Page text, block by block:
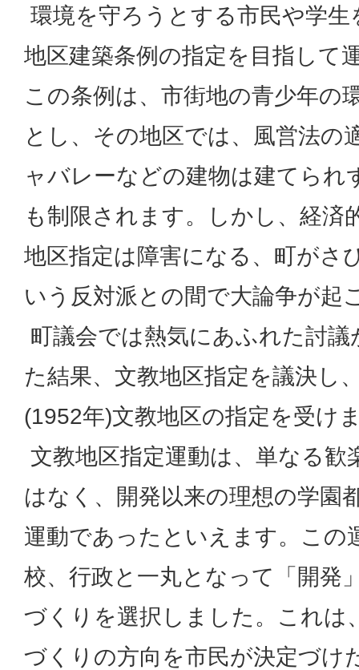
環境を守ろうとする市民や学生
地区建築条例の指定を目指して
この条例は、市街地の青少年の
とし、その地区では、風営法の
ャバレーなどの建物は建てられ
も制限されます。しかし、経済
地区指定は障害になる、町がさ
いう反対派との間で大論争が起
町議会では熱気にあふれた討
た結果、文教地区指定を議決し
(1952年)文教地区の指定を受け
文教地区指定運動は、単なる歓
はなく、開発以来の理想の学園
運動であったといえます。この
校、行政と一丸となって「開発
づくりを選択しました。これは
づくりの方向を市民が決定づけ